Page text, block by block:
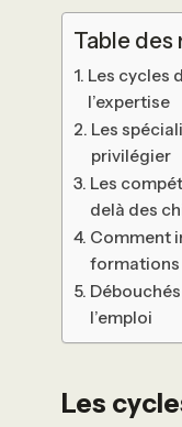
Table
Les cycles
l’expertise
Les
privilégier
Les
delà des
Comment
formations
l’emploi
Les